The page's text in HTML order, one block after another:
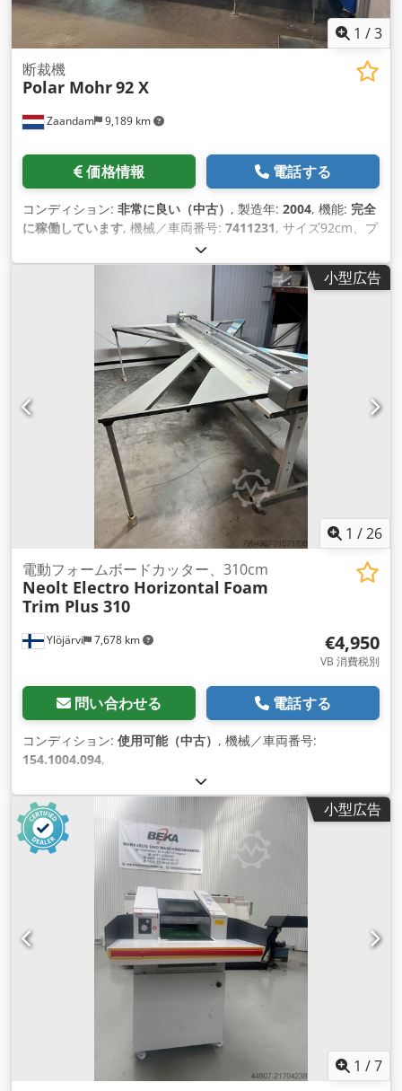
1 /3
Zaandam 9,189 km
断裁機
Polar Mohr92 X
価格情報 電話する
コンディション: 非常に良い（中古） , 製造年: 2004, 機能: 完全
に稼働しています, 機械／車両番号: 7411231, サイズ92cm、プ
ログラム、スペアナイフ、大きなサイドテーブル
Credpfownqwcex Ac Eof 機械番号: 7411231
小型広告
1 /26
Ylöjärvi 7,678 km
電動フォームボードカッター、310cm
Neolt Electro Horizontal Foam
Trim Plus 310
€4,950
VB 消費税別
問い合わせる 電話する
コンディション: 使用可能（中古） , 機械／車両番号:
154.1004.094,
小型広告
1 /7